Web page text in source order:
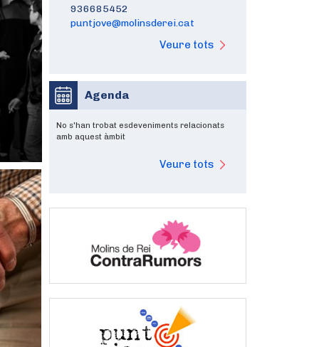
936685452
puntjove@molinsderei.cat
Veure tots
Agenda
No s'han trobat esdeveniments relacionats
amb aquest àmbit
Veure tots